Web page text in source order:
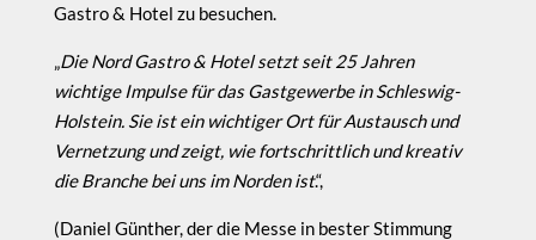
Gastro & Hotel zu besuchen.
„Die Nord Gastro & Hotel setzt seit 25 Jahren
wichtige Impulse für das Gastgewerbe in Schleswig-
Holstein. Sie ist ein wichtiger Ort für Austausch und
Vernetzung und zeigt, wie fortschrittlich und kreativ
die Branche bei uns im Norden ist.“,
(Daniel Günther, der die Messe in bester Stimmung